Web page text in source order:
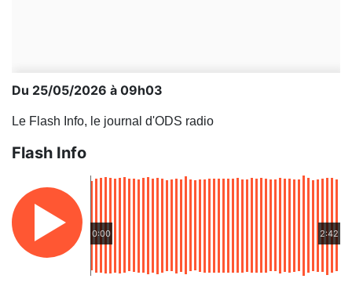
Du 25/05/2026 à 09h03
Le Flash Info, le journal d'ODS radio
Flash Info
0:00 2:42